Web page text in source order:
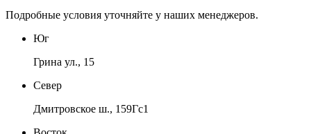
Подробные условия уточняйте у наших менеджеров.
Юг
Грина ул., 15
Север
Дмитровское ш., 159Гс1